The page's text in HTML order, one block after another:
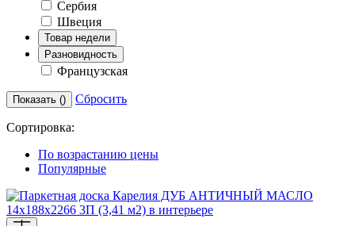
Сербия
Швеция
Товар недели
Разновидность
Французская
Показать () Сбросить
Сортировка:
По возрастанию цены
Популярные